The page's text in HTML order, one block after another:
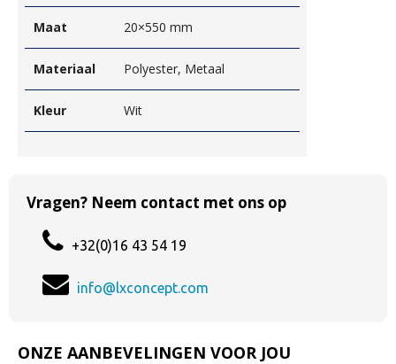
Maat 20×550 mm
Materiaal Polyester, Metaal
Kleur Wit
Vragen? Neem contact met ons op
+32(0)16 43 54 19
info@lxconcept.com
ONZE AANBEVELINGEN VOOR JOU